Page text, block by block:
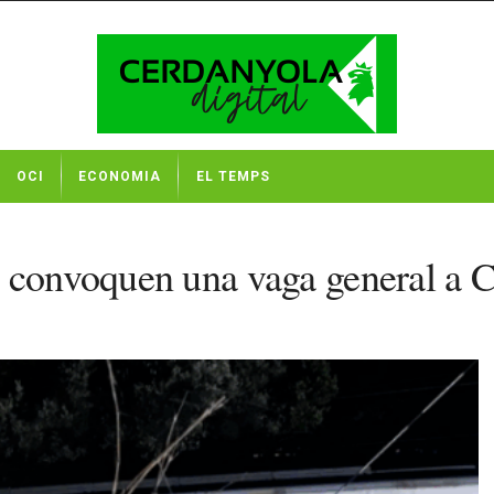
OCI ECONOMIA EL TEMPS
una vaga general a